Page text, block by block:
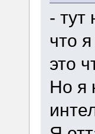
- тут
что
это
Но я